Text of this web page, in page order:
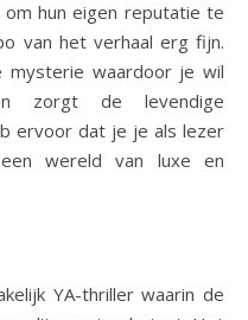
hun eigen reputatie te
van het verhaal erg fijn.
mysterie waardoor je wil
zorgt de levendige
ervoor dat je je als lezer
wereld van luxe en
YA-thriller waarin de